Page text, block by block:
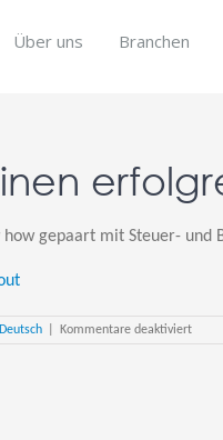
Über uns Branchen
gepaart mit Steuer- und
Kommentare deaktiviertfür